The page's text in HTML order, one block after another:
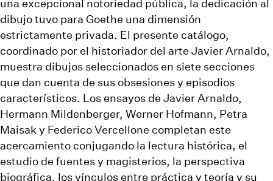
una excepcional notoriedad pública, la dedicación al
dibujo tuvo para Goethe una dimensión
estrictamente privada. El presente catálogo,
coordinado por el historiador del arte Javier Arnaldo,
muestra dibujos seleccionados en siete secciones
que dan cuenta de sus obsesiones y episodios
característicos. Los ensayos de Javier Arnaldo,
Hermann Mildenberger, Werner Hofmann, Petra
Maisak y Federico Vercellone completan este
acercamiento conjugando la lectura histórica, el
estudio de fuentes y magisterios, la perspectiva
biográfica, los vínculos entre práctica y teoría y su